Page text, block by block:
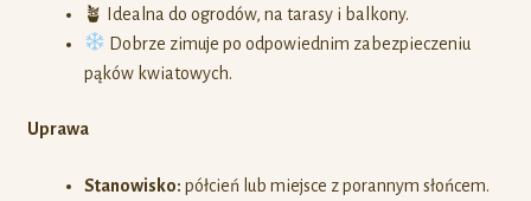
🪴 Idealna do ogrodów, na tarasy i balkony.
Dobrze zimuje po odpowiednim zabezpieczeniu
pąków kwiatowych.
Uprawa
Stanowisko: półcień lub miejsce z porannym słońcem.